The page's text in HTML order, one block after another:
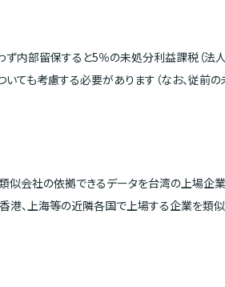
内部留保すると5％の未処分利益課税（法人
ても考慮する必要があります（なお、従前
似会社の依拠できるデータを台湾の上場企
香港、上海等の近隣各国で上場する企業を